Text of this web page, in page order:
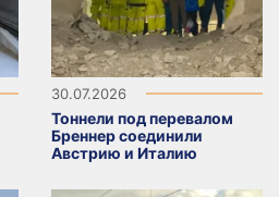
30.07.2026
Тоннели под перевалом
Бреннер соединили
Австрию и Италию